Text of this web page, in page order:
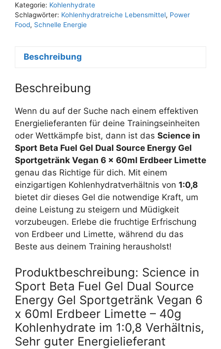
Kategorie: Kohlenhydrate
Schlagwörter: Kohlenhydratreiche Lebensmittel, Power
Food, Schnelle Energie
Beschreibung
Beschreibung
Wenn du auf der Suche nach einem effektiven
Energielieferanten für deine Trainingseinheiten
oder Wettkämpfe bist, dann ist das Science in
Sport Beta Fuel Gel Dual Source Energy Gel
Sportgetränk Vegan 6 x 60ml Erdbeer Limette
genau das Richtige für dich. Mit einem
einzigartigen Kohlenhydratverhältnis von 1:0,8
bietet dir dieses Gel die notwendige Kraft, um
deine Leistung zu steigern und Müdigkeit
vorzubeugen. Erlebe die fruchtige Erfrischung
von Erdbeer und Limette, während du das
Beste aus deinem Training herausholst!
Produktbeschreibung: Science in
Sport Beta Fuel Gel Dual Source
Energy Gel Sportgetränk Vegan 6
x 60ml Erdbeer Limette – 40g
Kohlenhydrate im 1:0,8 Verhältnis,
Sehr guter Energielieferant